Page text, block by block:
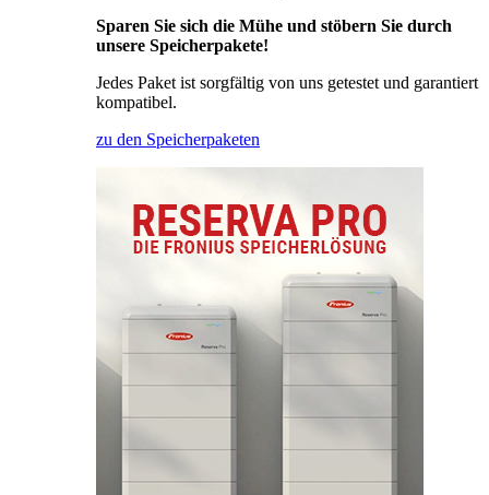
Sparen Sie sich die Mühe und stöbern Sie durch
unsere Speicherpakete!
Jedes Paket ist sorgfältig von uns getestet und garantiert
kompatibel.
zu den Speicherpaketen